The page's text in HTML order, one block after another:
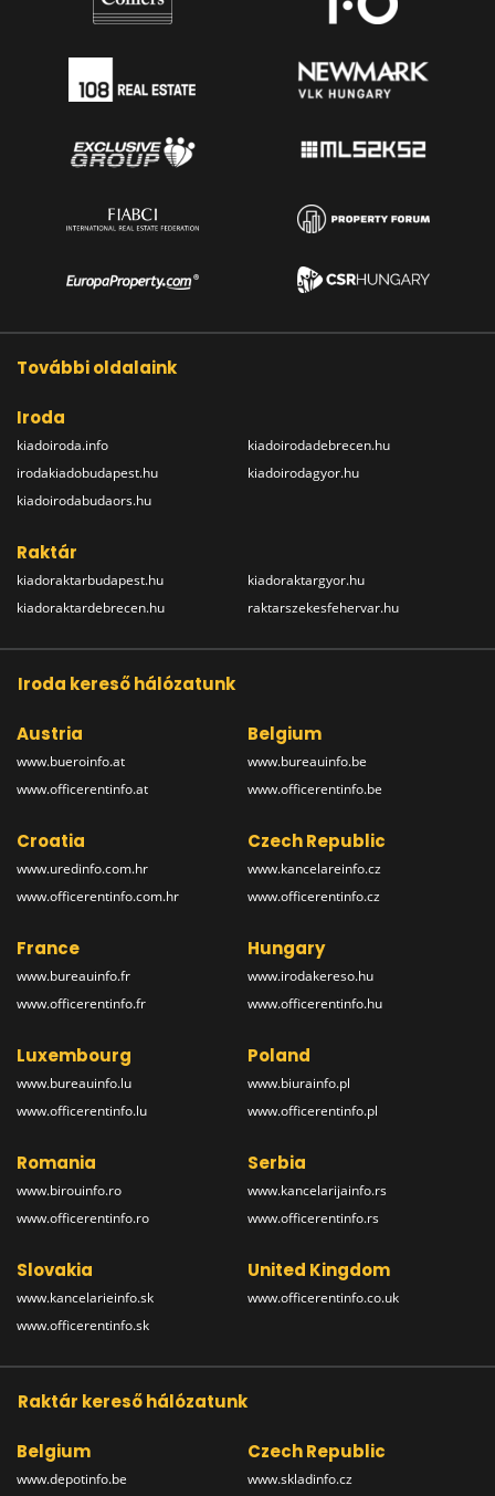
További oldalaink
Iroda
kiadoiroda.info
irodakiadobudapest.hu
kiadoirodabudaors.hu
kiadoirodadebrecen.hu
kiadoirodagyor.hu
Raktár
kiadoraktarbudapest.hu
kiadoraktardebrecen.hu
kiadoraktargyor.hu
raktarszekesfehervar.hu
Iroda kereső hálózatunk
Austria
www.bueroinfo.at
www.officerentinfo.at
Belgium
www.bureauinfo.be
www.officerentinfo.be
Croatia
www.uredinfo.com.hr
www.officerentinfo.com.hr
Czech Republic
www.kancelareinfo.cz
www.officerentinfo.cz
France
www.bureauinfo.fr
www.officerentinfo.fr
Hungary
www.irodakereso.hu
www.officerentinfo.hu
Luxembourg
www.bureauinfo.lu
www.officerentinfo.lu
Poland
www.biurainfo.pl
www.officerentinfo.pl
Romania
www.birouinfo.ro
www.officerentinfo.ro
Serbia
www.kancelarijainfo.rs
www.officerentinfo.rs
Slovakia
www.kancelarieinfo.sk
www.officerentinfo.sk
United Kingdom
www.officerentinfo.co.uk
Raktár kereső hálózatunk
Belgium
www.depotinfo.be
Czech Republic
www.skladinfo.cz